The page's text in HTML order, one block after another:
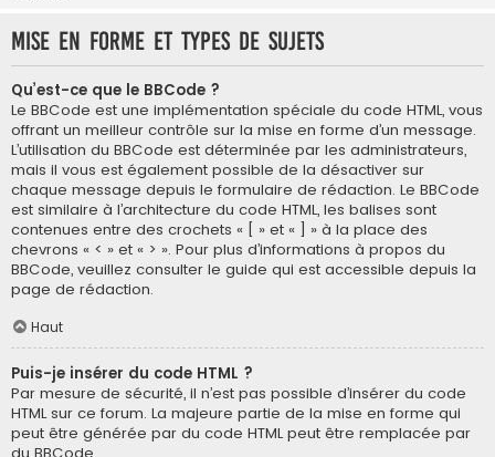
Mise en forme et types de sujets
Qu’est-ce que le BBCode ?
Le BBCode est une implémentation spéciale du code HTML, vous
offrant un meilleur contrôle sur la mise en forme d’un message.
L’utilisation du BBCode est déterminée par les administrateurs,
mais il vous est également possible de la désactiver sur
chaque message depuis le formulaire de rédaction. Le BBCode
est similaire à l’architecture du code HTML, les balises sont
contenues entre des crochets « [ » et « ] » à la place des
chevrons « < » et « > ». Pour plus d’informations à propos du
BBCode, veuillez consulter le guide qui est accessible depuis la
page de rédaction.
Haut
Puis-je insérer du code HTML ?
Par mesure de sécurité, il n’est pas possible d’insérer du code
HTML sur ce forum. La majeure partie de la mise en forme qui
peut être générée par du code HTML peut être remplacée par